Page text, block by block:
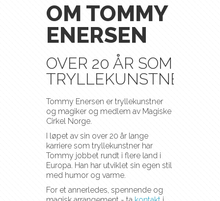
OM TOMMY
ENERSEN
OVER 20 ÅR SOM
TRYLLEKUNSTNER
Tommy Enersen er tryllekunstner
og magiker og medlem av Magiske
Cirkel Norge.
I løpet av sin over 20 år lange
karriere som tryllekunstner har
Tommy jobbet rundt i flere land i
Europa. Han har utviklet sin egen stil
med humor og varme.
For et annerledes, spennende og